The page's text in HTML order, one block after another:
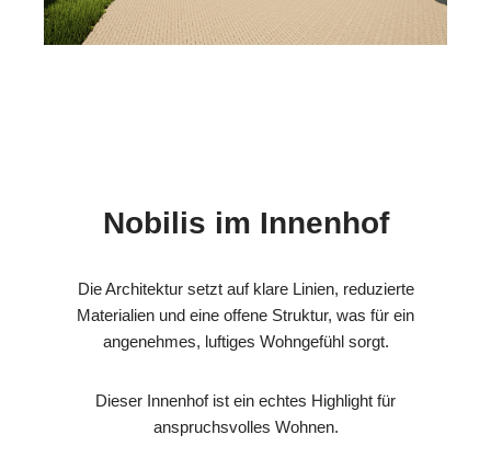
Nobilis im Innenhof
Die Architektur setzt auf klare Linien, reduzierte
Materialien und eine offene Struktur, was für ein
angenehmes, luftiges Wohngefühl sorgt.
Dieser Innenhof ist ein echtes Highlight für
anspruchsvolles Wohnen.